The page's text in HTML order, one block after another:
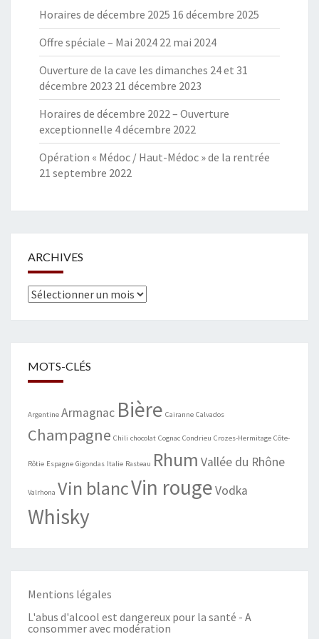
Horaires de décembre 2025 16 décembre 2025
Offre spéciale – Mai 2024 22 mai 2024
Ouverture de la cave les dimanches 24 et 31
décembre 2023 21 décembre 2023
Horaires de décembre 2022 – Ouverture
exceptionnelle 4 décembre 2022
Opération « Médoc / Haut-Médoc » de la rentrée
21 septembre 2022
ARCHIVES
Archives
MOTS-CLÉS
Argentine Armagnac Bière Cairanne Calvados
Champagne Chili chocolat Cognac Condrieu Crozes-Hermitage Côte-
Rôtie Espagne Gigondas Italie Rasteau Rhum Vallée du Rhône
Valrhona Vin blancVin rougeVodka
Whisky
Mentions légales
L'abus d'alcool est dangereux pour la santé - A
consommer avec modération